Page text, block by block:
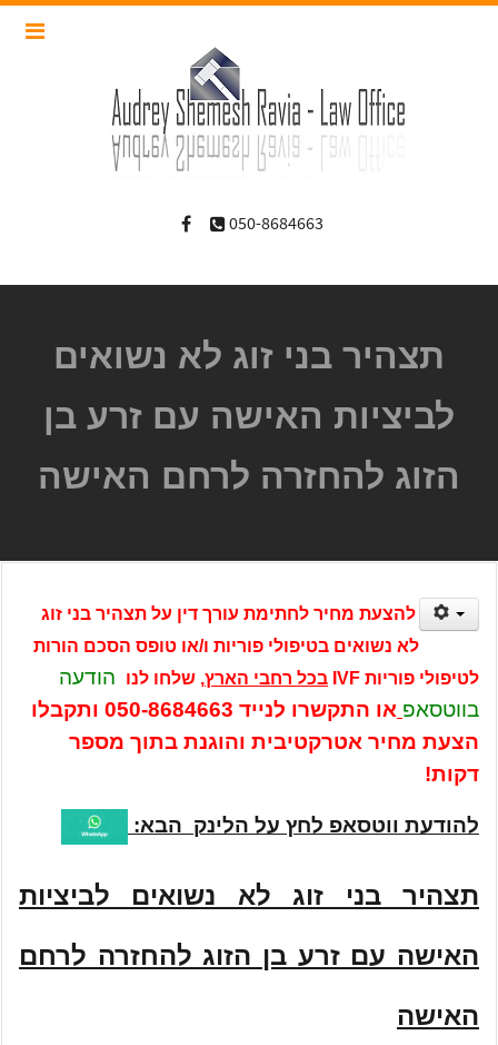
050-8684663
תצהיר בני זוג לא נשואים
לביציות האישה עם זרע בן
הזוג להחזרה לרחם האישה
להצעת מחיר לחתימת עורך דין על תצהיר בני זוג
לא נשואים בטיפולי פוריות ו/או טופס הסכם הורות
לטיפולי פוריות IVF
בכל רחבי הארץ, שלחו לנו
הודעה
בווטסאפ או התקשרו לנייד 050-8684663 ותקבלו
הצעת מחיר אטרקטיבית והוגנת בתוך מספר
דקות!
להודעת ווטסאפ לחץ על הלינק הבא:
תצהיר בני זוג לא נשואים לביציות
האישה עם זרע בן הזוג להחזרה לרחם
האישה